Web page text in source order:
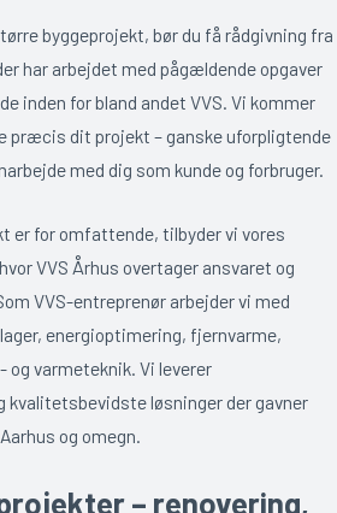
byggeprojekt, bør du få rådgivning fra
har arbejdet med pågældende opgaver
inden for bland andet VVS. Vi kommer
præcis dit projekt – ganske uforpligtende
med dig som kunde og forbruger.
er for omfattende, tilbyder vi vores
VVS Århus overtager ansvaret og
VVS-entreprenør arbejder vi med
energioptimering, fjernvarme,
varmeteknik. Vi leverer
kvalitetsbevidste løsninger der gavner
og omegn.
– renovering,